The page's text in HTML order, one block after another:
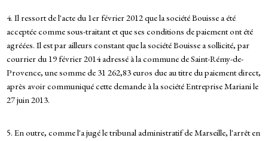
4. Il ressort de l'acte du 1er février 2012 que la société Bouisse a été
acceptée comme sous-traitant et que ses conditions de paiement ont été
agréées. Il est par ailleurs constant que la société Bouisse a sollicité, par
courrier du 19 février 2014 adressé à la commune de Saint-Rémy-de-
Provence, une somme de 31 262,83 euros due au titre du paiement direct,
après avoir communiqué cette demande à la société Entreprise Mariani le
27 juin 2013.
5. En outre, comme l'a jugé le tribunal administratif de Marseille, l'arrêt en